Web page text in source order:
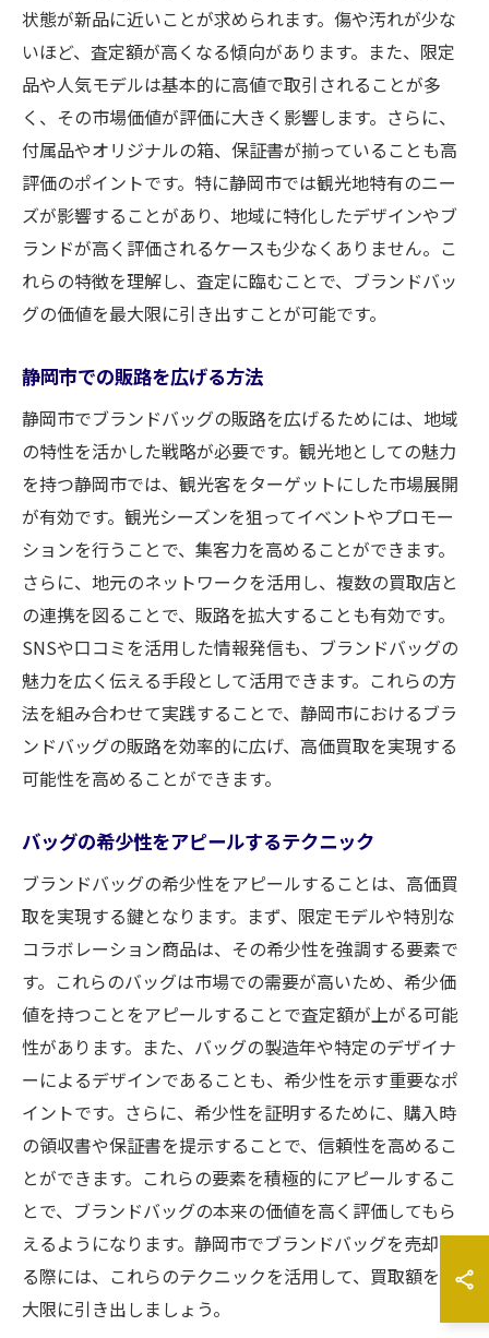
状態が新品に近いことが求められます。傷や汚れが少な
いほど、査定額が高くなる傾向があります。また、限定
品や人気モデルは基本的に高値で取引されることが多
く、その市場価値が評価に大きく影響します。さらに、
付属品やオリジナルの箱、保証書が揃っていることも高
評価のポイントです。特に静岡市では観光地特有のニー
ズが影響することがあり、地域に特化したデザインやブ
ランドが高く評価されるケースも少なくありません。こ
れらの特徴を理解し、査定に臨むことで、ブランドバッ
グの価値を最大限に引き出すことが可能です。
静岡市での販路を広げる方法
静岡市でブランドバッグの販路を広げるためには、地域
の特性を活かした戦略が必要です。観光地としての魅力
を持つ静岡市では、観光客をターゲットにした市場展開
が有効です。観光シーズンを狙ってイベントやプロモー
ションを行うことで、集客力を高めることができます。
さらに、地元のネットワークを活用し、複数の買取店と
の連携を図ることで、販路を拡大することも有効です。
SNSや口コミを活用した情報発信も、ブランドバッグの
魅力を広く伝える手段として活用できます。これらの方
法を組み合わせて実践することで、静岡市におけるブラ
ンドバッグの販路を効率的に広げ、高価買取を実現する
可能性を高めることができます。
バッグの希少性をアピールするテクニック
ブランドバッグの希少性をアピールすることは、高価買
取を実現する鍵となります。まず、限定モデルや特別な
コラボレーション商品は、その希少性を強調する要素で
す。これらのバッグは市場での需要が高いため、希少価
値を持つことをアピールすることで査定額が上がる可能
性があります。また、バッグの製造年や特定のデザイナ
ーによるデザインであることも、希少性を示す重要なポ
イントです。さらに、希少性を証明するために、購入時
の領収書や保証書を提示することで、信頼性を高めるこ
とができます。これらの要素を積極的にアピールするこ
とで、ブランドバッグの本来の価値を高く評価してもら
えるようになります。静岡市でブランドバッグを売却す
る際には、これらのテクニックを活用して、買取額を最
大限に引き出しましょう。